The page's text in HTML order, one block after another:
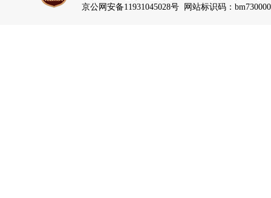
京公网安备11931045028号 网站标识码：